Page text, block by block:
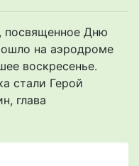
посвященное Дню
на аэродроме
воскресенье.
стали Герой
глава